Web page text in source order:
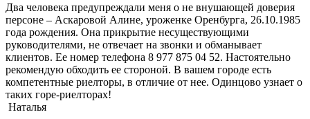
Два человека предупреждали меня о не внушающей доверия
персоне – Аскаровой Алине, уроженке Оренбурга, 26.10.1985
года рождения. Она прикрытие несуществующими
руководителями, не отвечает на звонки и обманывает
клиентов. Ее номер телефона 8 977 875 04 52. Настоятельно
рекомендую обходить ее стороной. В вашем городе есть
компетентные риелторы, в отличие от нее. Одинцово узнает о
таких горе-риелторах!
Наталья